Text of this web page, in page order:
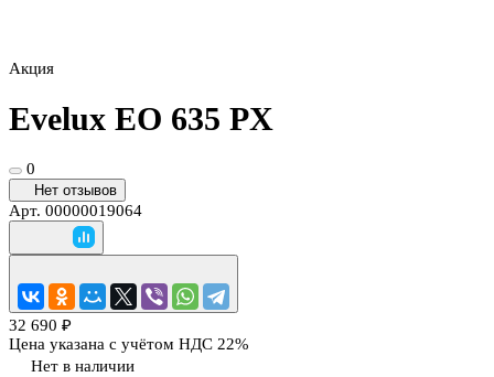
Акция
Evelux EO 635 PX
0
Нет отзывов
Арт. 00000019064
32 690 ₽
Цена указана с учётом НДС 22%
Нет в наличии